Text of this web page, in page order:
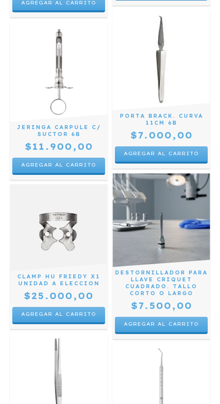
JERINGA CARPULE C/
SUCTOR 6B
$11.900,00
PORTA BRACK. CURVA
11CM 6B
$7.000,00
CLAMP HU FRIEDY X1
UNIDAD A ELECCION
$25.000,00
AGREGAR AL CARRITO
DESTORNILLADOR PARA
LLAVE CRIQUET
CUADRADO. TALLO
CORTO O LARGO
$7.500,00
AGREGAR AL CARRITO